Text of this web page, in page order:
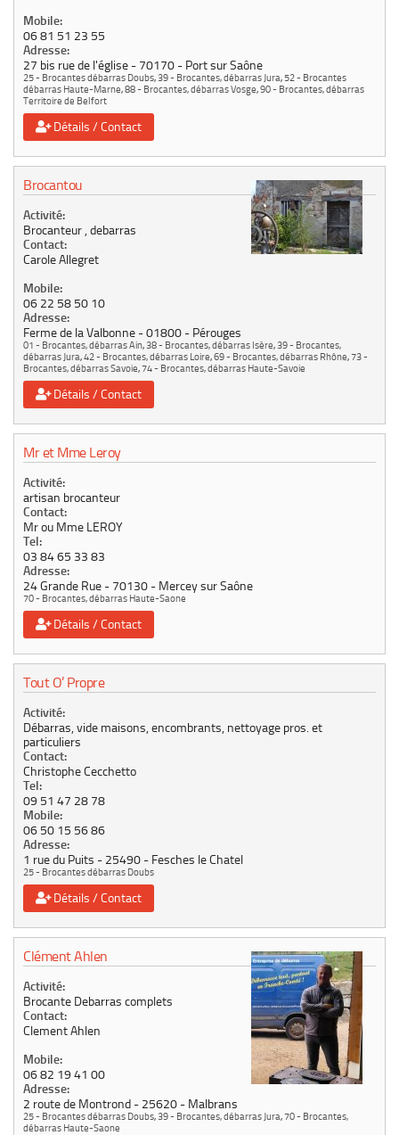
Mobile:
06 81 51 23 55
Adresse:
27 bis rue de l'église 70170 Port sur Saône
25 - Brocantes débarras Doubs,39 - Brocantes, débarras Jura,52 - Brocantes
débarras Haute-Marne,88 - Brocantes, débarras Vosge,90 - Brocantes, débarras
Territoire de Belfort
Détails / Contact
Brocantou
Activité:
Brocanteur , debarras
Contact:
Carole Allegret
Mobile:
06 22 58 50 10
Adresse:
Ferme de la Valbonne 01800 Pérouges
01 - Brocantes, débarras Ain,38 - Brocantes, débarras Isère,39 - Brocantes,
débarras Jura,42 - Brocantes, débarras Loire,69 - Brocantes, débarras Rhône,73 -
Brocantes, débarras Savoie,74 - Brocantes, débarras Haute-Savoie
Détails / Contact
Mr et Mme Leroy
Activité:
artisan brocanteur
Contact:
Mr ou Mme LEROY
Tel:
03 84 65 33 83
Adresse:
24 Grande Rue 70130 Mercey sur Saône
70 - Brocantes, débarras Haute-Saone
Détails / Contact
Tout O’ Propre
Activité:
Débarras, vide maisons, encombrants, nettoyage pros. et
particuliers
Contact:
Christophe Cecchetto
Tel:
09 51 47 28 78
Mobile:
06 50 15 56 86
Adresse:
1 rue du Puits 25490 Fesches le Chatel
25 - Brocantes débarras Doubs
Détails / Contact
Clément Ahlen
Activité:
Brocante Debarras complets
Contact:
Clement Ahlen
Mobile:
06 82 19 41 00
Adresse:
2 route de Montrond 25620 Malbrans
25 - Brocantes débarras Doubs,39 - Brocantes, débarras Jura,70 - Brocantes,
débarras Haute-Saone